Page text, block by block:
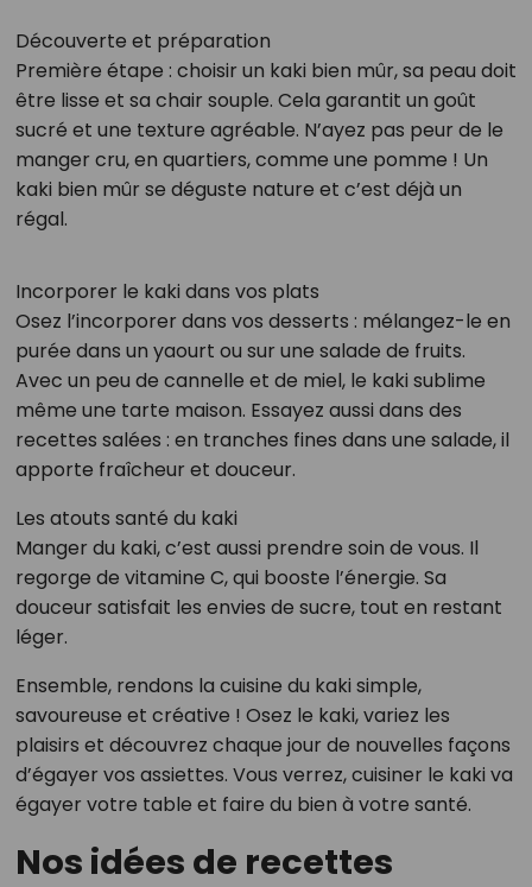
Découverte et préparation
Première étape : choisir un kaki bien mûr, sa peau doit
être lisse et sa chair souple. Cela garantit un goût
sucré et une texture agréable. N’ayez pas peur de le
manger cru, en quartiers, comme une pomme ! Un
kaki bien mûr se déguste nature et c’est déjà un
régal.
Incorporer le kaki dans vos plats
Osez l’incorporer dans vos desserts : mélangez-le en
purée dans un yaourt ou sur une salade de fruits.
Avec un peu de cannelle et de miel, le kaki sublime
même une tarte maison. Essayez aussi dans des
recettes salées : en tranches fines dans une salade, il
apporte fraîcheur et douceur.
Les atouts santé du kaki
Manger du kaki, c’est aussi prendre soin de vous. Il
regorge de vitamine C, qui booste l’énergie. Sa
douceur satisfait les envies de sucre, tout en restant
léger.
Ensemble, rendons la cuisine du kaki simple,
savoureuse et créative ! Osez le kaki, variez les
plaisirs et découvrez chaque jour de nouvelles façons
d’égayer vos assiettes. Vous verrez, cuisiner le kaki va
égayer votre table et faire du bien à votre santé.
Nos idées de recettes